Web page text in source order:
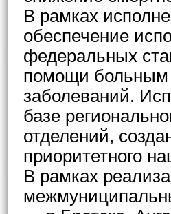
В рамках
обеспечение
федеральных
помощи больным
заболеваний.
базе
отделений,
приоритетного
В рамках